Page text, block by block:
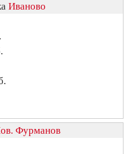
Иваново
Фурманов